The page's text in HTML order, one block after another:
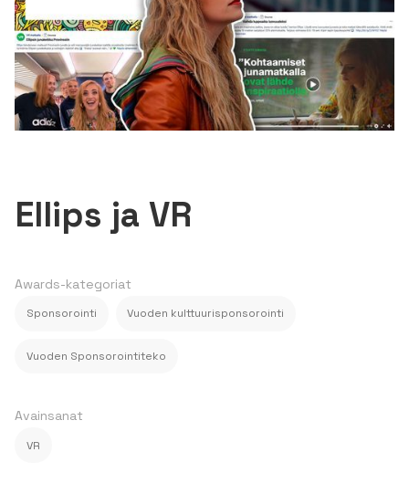
Ellips ja VR
Awards-kategoriat
Sponsorointi Vuoden kulttuurisponsorointi
Vuoden Sponsorointiteko
Avainsanat
VR